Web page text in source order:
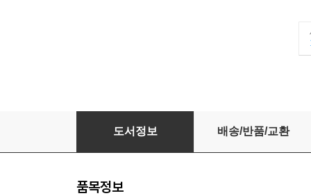
그랜드 부다페스트 호텔
도서정보 배송/반품/교환
품목정보